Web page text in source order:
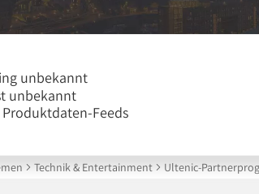
unbekannt
unbekannt
Produktdaten-Feeds
Technik & Entertainment Ultenic-